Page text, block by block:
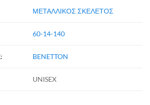
ΜΕΤΑΛΛΙΚΟΣ ΣΚΕΛΕΤΟΣ
60-14-140
BENETTON
UNISEX